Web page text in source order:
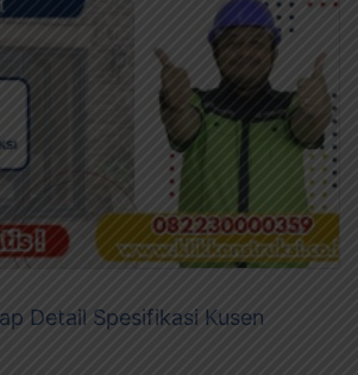
Detail Spesifikasi Kusen